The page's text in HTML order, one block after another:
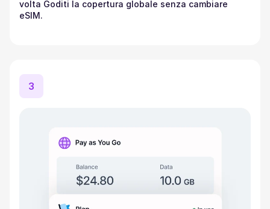
volta Goditi la copertura globale senza cambiare
eSIM.
3